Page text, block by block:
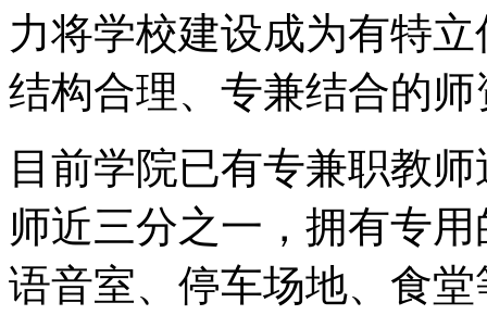
力将学校建设成为有特
结构合理、专兼结合的
目前学院已有专兼职教
师近三分之一，拥有专
语音室、停车场地、食